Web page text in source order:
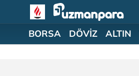
BORSA DÖVİZ ALTIN